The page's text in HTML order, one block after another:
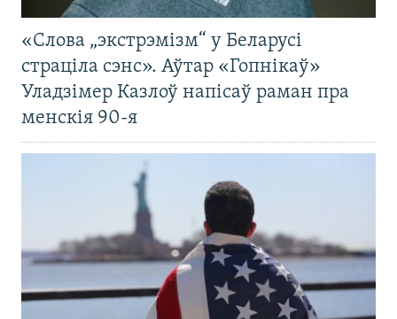
«Слова „экстрэмізм“ у Беларусі
страціла сэнс». Аўтар «Гопнікаў»
Уладзімер Казлоў напісаў раман пра
менскія 90-я